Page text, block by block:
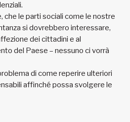
che le parti sociali come le nostre
si dovrebbero interessare,
dei cittadini e al
del Paese – nessuno ci vorrà
di come reperire ulteriori
affinché possa svolgere le